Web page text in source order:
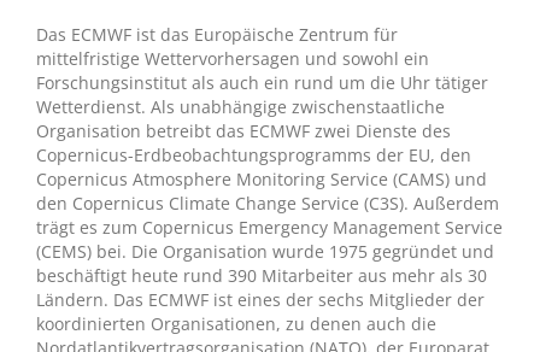
Das ECMWF ist das Europäische Zentrum für
mittelfristige Wettervorhersagen und sowohl ein
Forschungsinstitut als auch ein rund um die Uhr tätiger
Wetterdienst. Als unabhängige zwischenstaatliche
Organisation betreibt das ECMWF zwei Dienste des
Copernicus-Erdbeobachtungsprogramms der EU, den
Copernicus Atmosphere Monitoring Service (CAMS) und
den Copernicus Climate Change Service (C3S). Außerdem
trägt es zum Copernicus Emergency Management Service
(CEMS) bei. Die Organisation wurde 1975 gegründet und
beschäftigt heute rund 390 Mitarbeiter aus mehr als 30
Ländern. Das ECMWF ist eines der sechs Mitglieder der
koordinierten Organisationen, zu denen auch die